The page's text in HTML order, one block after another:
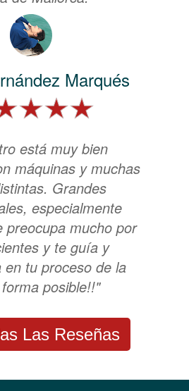
Marqués
está muy bien
máquinas y muchas
Grandes
especialmente
preocupa mucho por
y te guía y
en tu proceso de la
posible!!"
Las Reseñas